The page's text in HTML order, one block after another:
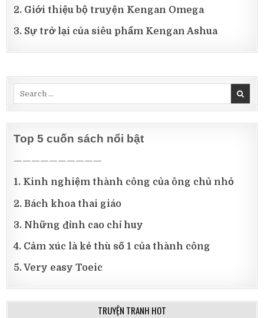
2. Giới thiệu bộ truyện Kengan Omega
3. Sự trở lại của siêu phẩm Kengan Ashua
Top 5 cuốn sách nổi bật
——————————
1. Kinh nghiệm thành công của ông chủ nhỏ
2. Bách khoa thai giáo
3. Những đỉnh cao chỉ huy
4. Cảm xúc là kẻ thù số 1 của thành công
5. Very easy Toeic
TRUYỆN TRANH HOT